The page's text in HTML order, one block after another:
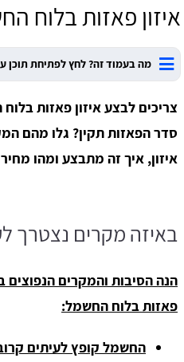
איזון פאזות בלוח
מה בעמוד זה? לחץ לפתיחת תוכן
צריכים לבצע איזון פאזות
סדר הפאזות תקין? גלו מהם
איזון, איך זה מתבצע ומהו מחיר
באיזה מקרים נצטרך
הנה הסיבות והמקרים הנפוצים
פאזות בלוח החשמל:
החשמל קופץ לעיתים